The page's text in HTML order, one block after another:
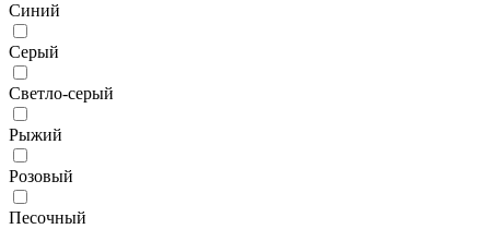
Синий
Серый
Светло-серый
Рыжий
Розовый
Песочный